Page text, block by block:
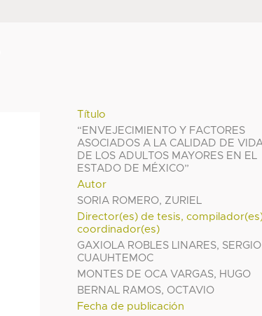
Título
“ENVEJECIMIENTO Y FACTORES
ASOCIADOS A LA CALIDAD DE
DE LOS ADULTOS MAYORES EN EL
ESTADO DE MÉXICO”
Autor
SORIA ROMERO, ZURIEL
Director(es) de tesis,
coordinador(es)
GAXIOLA ROBLES LINARES, SERGIO
CUAUHTEMOC
MONTES DE OCA VARGAS, HUGO
BERNAL RAMOS, OCTAVIO
Fecha de publicación